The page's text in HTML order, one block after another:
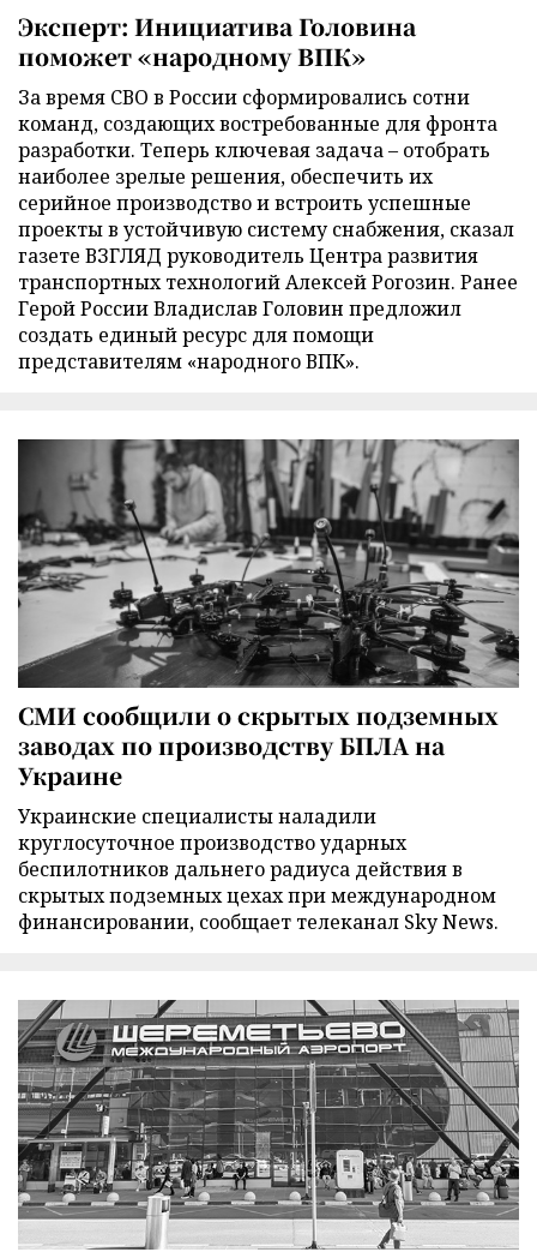
Эксперт: Инициатива Головина
поможет «народному ВПК»
За время СВО в России сформировались сотни
команд, создающих востребованные для фронта
разработки. Теперь ключевая задача – отобрать
наиболее зрелые решения, обеспечить их
серийное производство и встроить успешные
проекты в устойчивую систему снабжения, сказал
газете ВЗГЛЯД руководитель Центра развития
транспортных технологий Алексей Рогозин. Ранее
Герой России Владислав Головин предложил
создать единый ресурс для помощи
представителям «народного ВПК».
СМИ сообщили о скрытых подземных
заводах по производству БПЛА на
Украине
Украинские специалисты наладили
круглосуточное производство ударных
беспилотников дальнего радиуса действия в
скрытых подземных цехах при международном
финансировании, сообщает телеканал Sky News.